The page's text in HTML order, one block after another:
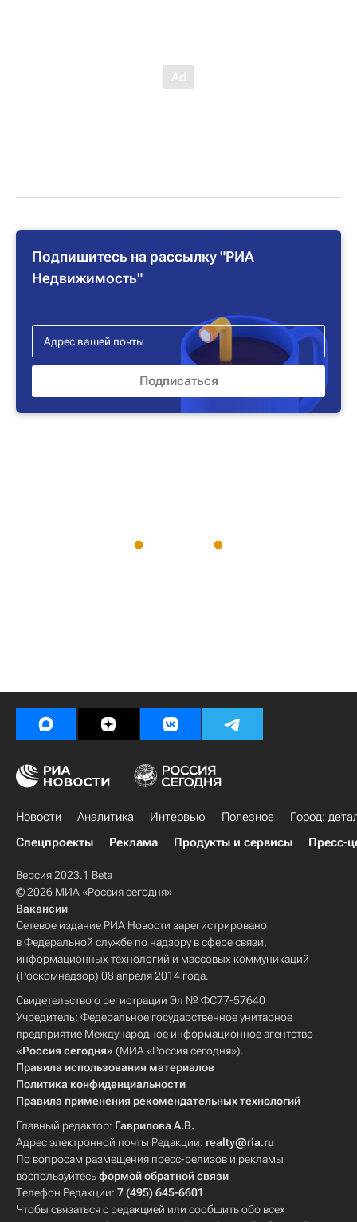
Подпишитесь на рассылку "РИА
Недвижимость"
Новости Аналитика Интервью Полезное
Город:
Спецпроекты
Реклама Продукты и сервисы Пресс-
Версия 2023.1 Beta
© 2026 МИА «Россия сегодня»
Вакансии
Сетевое издание РИА Новости зарегистрировано
в Федеральной службе по надзору в сфере связи,
информационных технологий и массовых коммуникаций
(Роскомнадзор) 08 апреля 2014 года.
Свидетельство о регистрации Эл № ФС77-57640
Учредитель: Федеральное государственное унитарное
предприятие Международное информационное агентство
«Россия сегодня» (МИА «Россия сегодня»).
Правила использования материалов
Политика конфиденциальности
Правила применения рекомендательных технологий
Главный редактор: Гаврилова А.В.
Адрес электронной почты Редакции: realty@ria.ru
По вопросам размещения пресс-релизов и рекламы
воспользуйтесьформой обратной связи
Телефон Редакции: 7 (495) 645-6601
Чтобы связаться с редакцией или сообщить обо всех